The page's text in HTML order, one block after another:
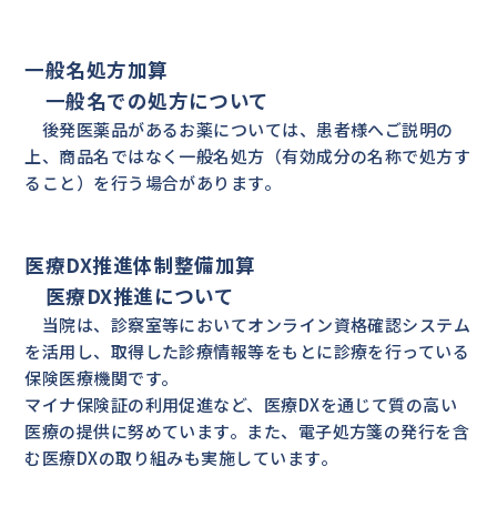
一般名処方加算
一般名での処方について
後発医薬品があるお薬については、患者様へご説明の
上、商品名ではなく一般名処方（有効成分の名称で処方す
ること）を行う場合があります。
医療DX推進体制整備加算
医療DX推進について
当院は、診察室等においてオンライン資格確認システム
を活用し、取得した診療情報等をもとに診療を行っている
保険医療機関です。
マイナ保険証の利用促進など、医療DXを通じて質の高い
医療の提供に努めています。また、電子処方箋の発行を含
む医療DXの取り組みも実施しています。